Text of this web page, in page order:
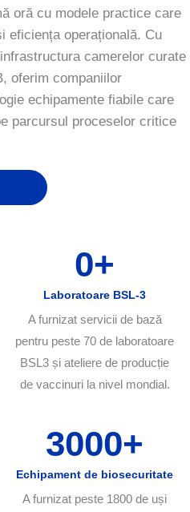
oră cu modele practice care
eficiența operațională. Cu
camerelor curate
oferim companiilor
echipamente fiabile care
parcursul proceselor critice
Laboratoare BSL-3
0+
A furnizat servicii de bază
pentru peste 70 de laboratoare
BSL3 și ateliere de producție
de vaccinuri la nivel mondial.
Echipament de biosecuritate
3000+
A furnizat peste 1800 de uși